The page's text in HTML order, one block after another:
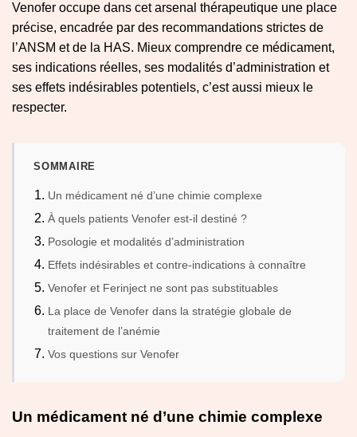
Venofer occupe dans cet arsenal thérapeutique une place
précise, encadrée par des recommandations strictes de
l’ANSM et de la HAS. Mieux comprendre ce médicament,
ses indications réelles, ses modalités d’administration et
ses effets indésirables potentiels, c’est aussi mieux le
respecter.
SOMMAIRE
Un médicament né d’une chimie complexe
À quels patients Venofer est-il destiné ?
Posologie et modalités d’administration
Effets indésirables et contre-indications à connaître
Venofer et Ferinject ne sont pas substituables
La place de Venofer dans la stratégie globale de
traitement de l’anémie
Vos questions sur Venofer
Un médicament né d’une chimie complexe